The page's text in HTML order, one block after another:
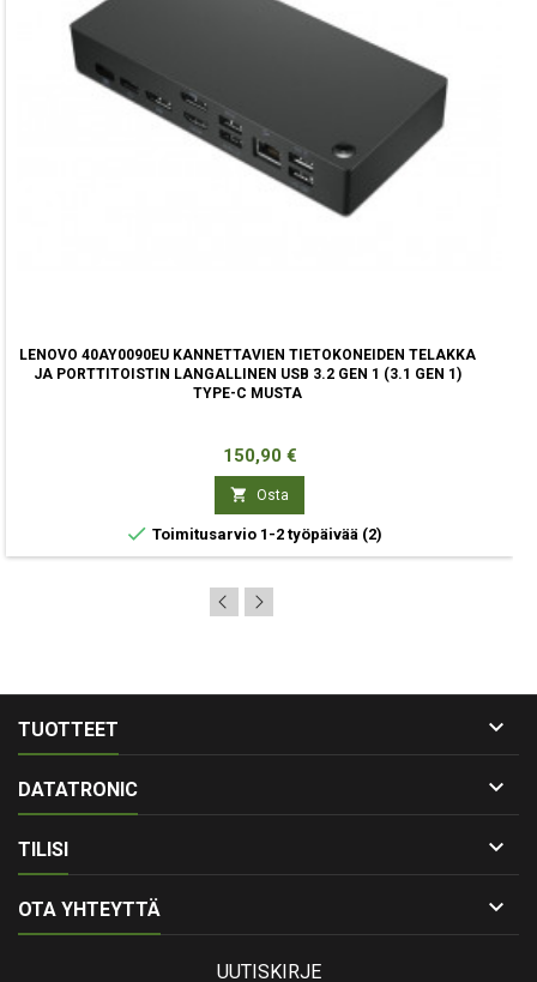
LENOVO 40AY0090EU KANNETTAVIEN TIETOKONEIDEN TELAKKA
JA PORTTITOISTIN LANGALLINEN USB 3.2 GEN 1 (3.1 GEN 1)
TYPE-C MUSTA
Hinta
150,90 €
 Osta
 Toimitusarvio 1-2 työpäivää (2)
TUOTTEET 
DATATRONIC 
TILISI 
OTA YHTEYTTÄ 
UUTISKIRJE